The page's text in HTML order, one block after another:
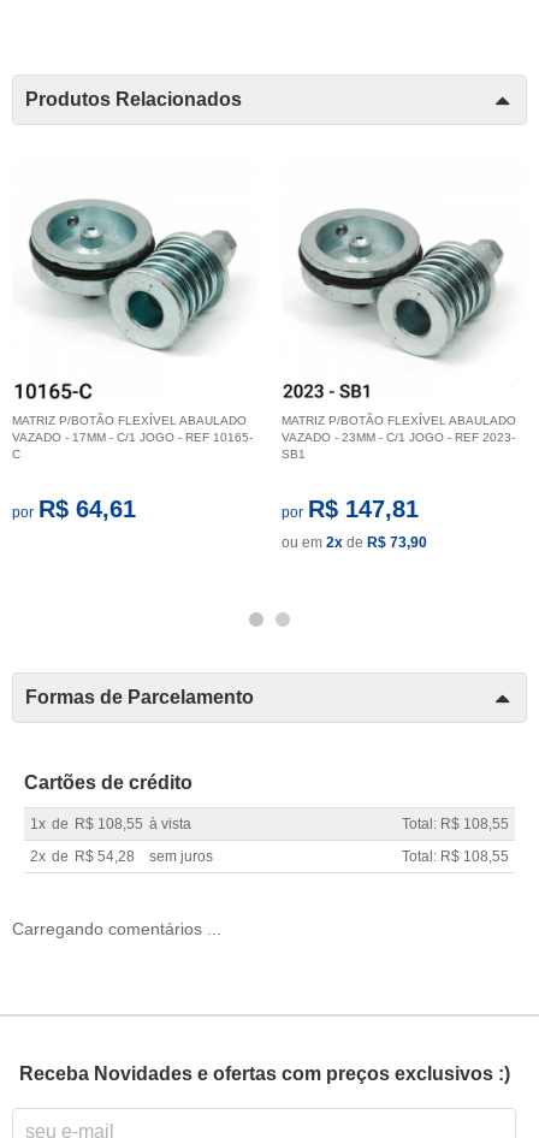
Produtos Relacionados
MATRIZ P/BOTÃO FLEXÍVEL ABAULADO
VAZADO - 17MM - C/1 JOGO - REF 10165-
C
por R$ 64,61
MATRIZ P/BOTÃO FLEXÍVEL ABAULADO
VAZADO - 23MM - C/1 JOGO - REF 2023-
SB1
por R$ 147,81
ou em 2x de R$ 73,90
Formas de Parcelamento
Cartões de crédito
1x de R$ 108,55 à vista
Total: R$ 108,55
2x de R$ 54,28 sem juros Total: R$ 108,55
Carregando comentários ...
Receba Novidades e ofertas com preços exclusivos :)